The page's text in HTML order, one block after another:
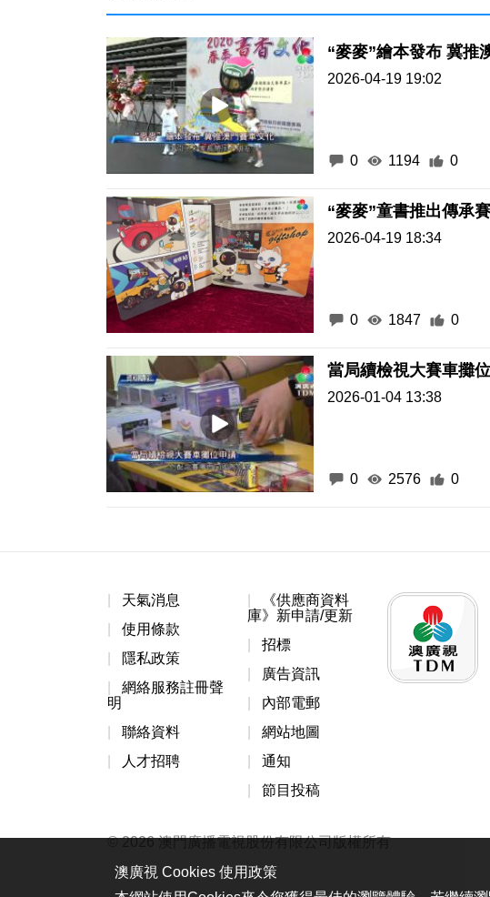
“麥麥”繪本發布 冀推
2026-04-19 19:02
0 1194 0
“麥麥”童書推出傳承
2026-04-19 18:34
0 1847 0
當局續檢視大賽車攤
2026-01-04 13:38
0 2576 0
天氣消息
使用條款
隱私政策
網絡服務註冊聲
明
聯絡資料
人才招聘
《供應商資料
庫》新申請/更新
招標
廣告資訊
內部電郵
網站地圖
通知
節目投稿
© 2026 澳門廣播電視股份有限公司版權所有
澳廣視 Cookies 使用政策